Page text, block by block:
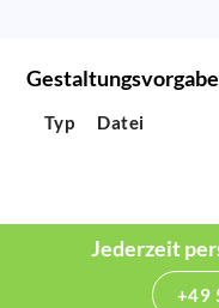
Typ Datei
Jederzeit
+49